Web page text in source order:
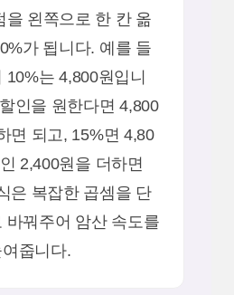
을 왼쪽으로 한 칸 옮
가 됩니다. 예를 들
10%는 4,800원입니
인을 원한다면 4,800
면 되고, 15%면 4,80
2,400원을 더하면
은 복잡한 곱셈을 단
바꿔주어 암산 속도를
줍니다.